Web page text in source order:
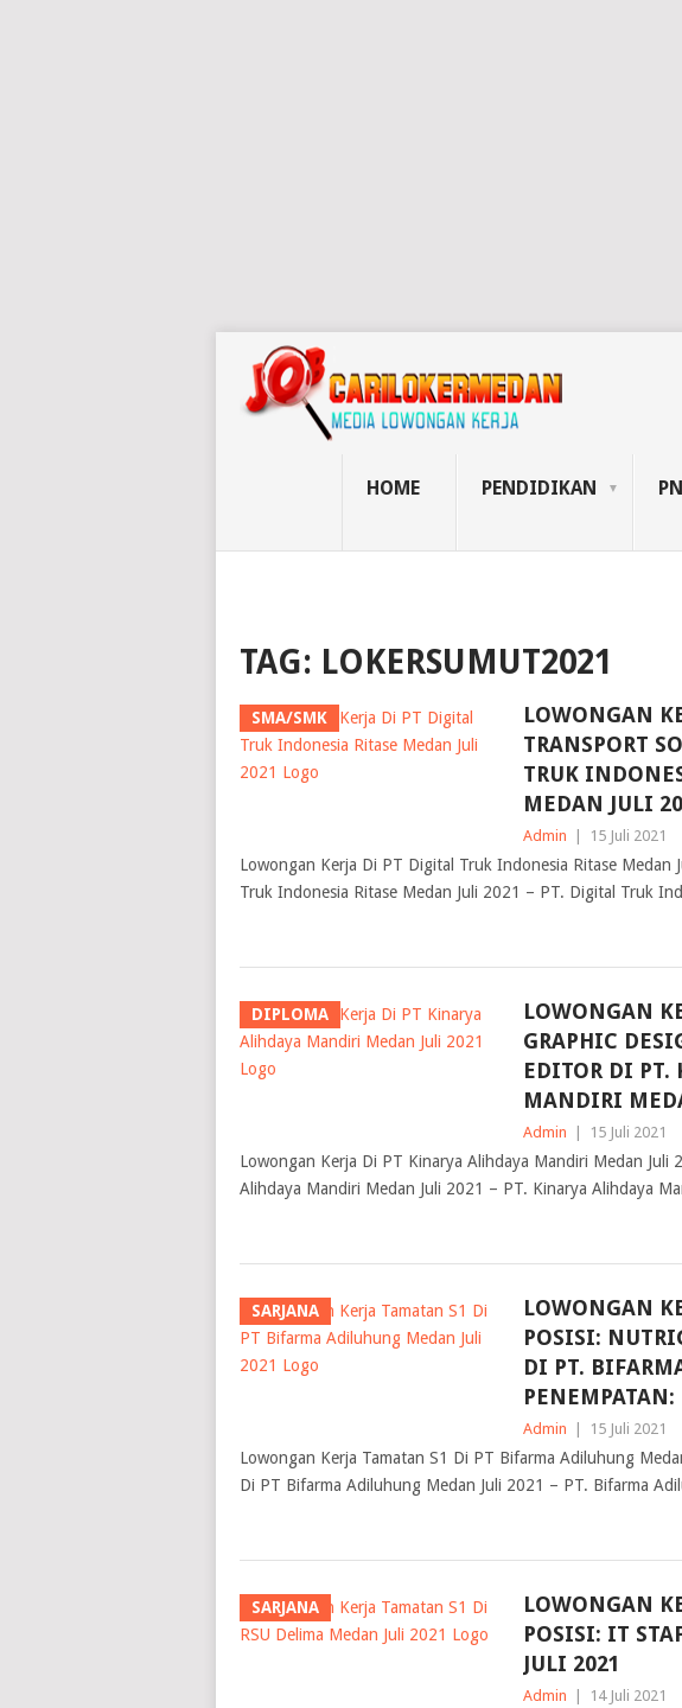
HOME PENDIDIKAN
TAG: LOKERSUMUT2021
SMA/SMK
LOWONGAN
TRANSPORT
TRUK
MEDAN JULI
Admin 15 Juli 2021
Lowongan Kerja Di PT Digital Truk Indonesia Ritase Medan
Truk Indonesia Ritase Medan Juli 2021 – PT. Digital Truk
DIPLOMA
LOWONGAN
GRAPHIC
EDITOR DI PT.
MANDIRI
Admin 15 Juli 2021
Lowongan Kerja Di PT Kinarya Alihdaya Mandiri Medan Juli
Alihdaya Mandiri Medan Juli 2021 – PT. Kinarya Alihdaya
SARJANA
LOWONGAN
POSISI:
DI PT.
Admin 15 Juli 2021
Lowongan Kerja Tamatan S1 Di PT Bifarma Adiluhung
Di PT Bifarma Adiluhung Medan Juli 2021 – PT. Bifarma
SARJANA
LOWONGAN
POSISI: IT
JULI 2021
Admin 14 Juli 2021